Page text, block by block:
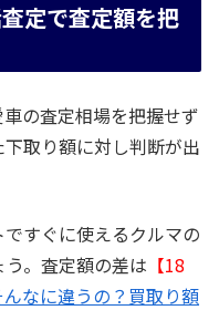
定で査定額を把
の査定相場を把握せず
取り額に対し判断が出
すぐに使えるクルマの
。査定額の差は 【18
なに違うの？買取り額